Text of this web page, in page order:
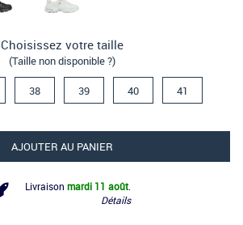
Choisissez votre taille
(Taille non disponible ?)
38 39 40 41
AJOUTER AU PANIER
Livraison mardi 11 août
Détails